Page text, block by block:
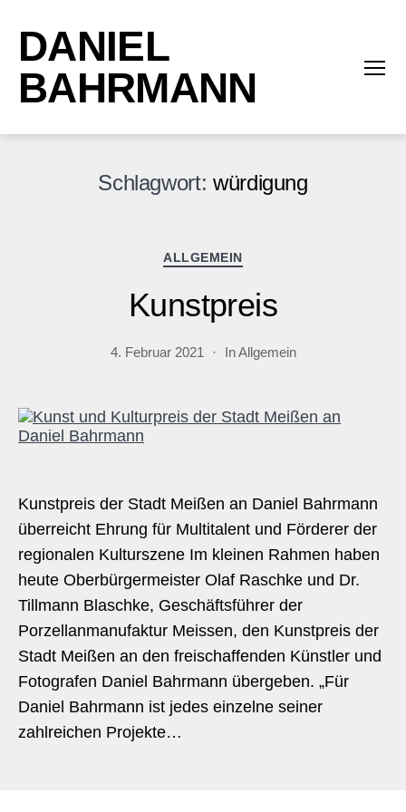
DANIEL
BAHRMANN
Schlagwort: würdigung
Kategorien
ALLGEMEIN
Kunstpreis
4. Februar 2021 InAllgemein
Kunstpreis der Stadt Meißen an Daniel Bahrmann
überreicht Ehrung für Multitalent und Förderer der
regionalen Kulturszene Im kleinen Rahmen haben
heute Oberbürgermeister Olaf Raschke und Dr.
Tillmann Blaschke, Geschäftsführer der
Porzellanmanufaktur Meissen, den Kunstpreis der
Stadt Meißen an den freischaffenden Künstler und
Fotografen Daniel Bahrmann übergeben. „Für
Daniel Bahrmann ist jedes einzelne seiner
zahlreichen Projekte…